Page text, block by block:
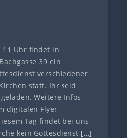
11 Uhr findet in
39 ein
verschiedener
statt. Ihr seid
Weitere Infos
digitalen Flyer
Tag findet bei uns
kein Gottesdienst […]